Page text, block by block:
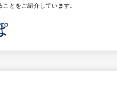
とをご紹介しています。